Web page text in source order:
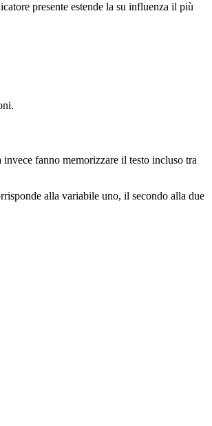
presente estende la su influenza il più
fanno memorizzare il testo incluso tra
alla variabile uno, il secondo alla due